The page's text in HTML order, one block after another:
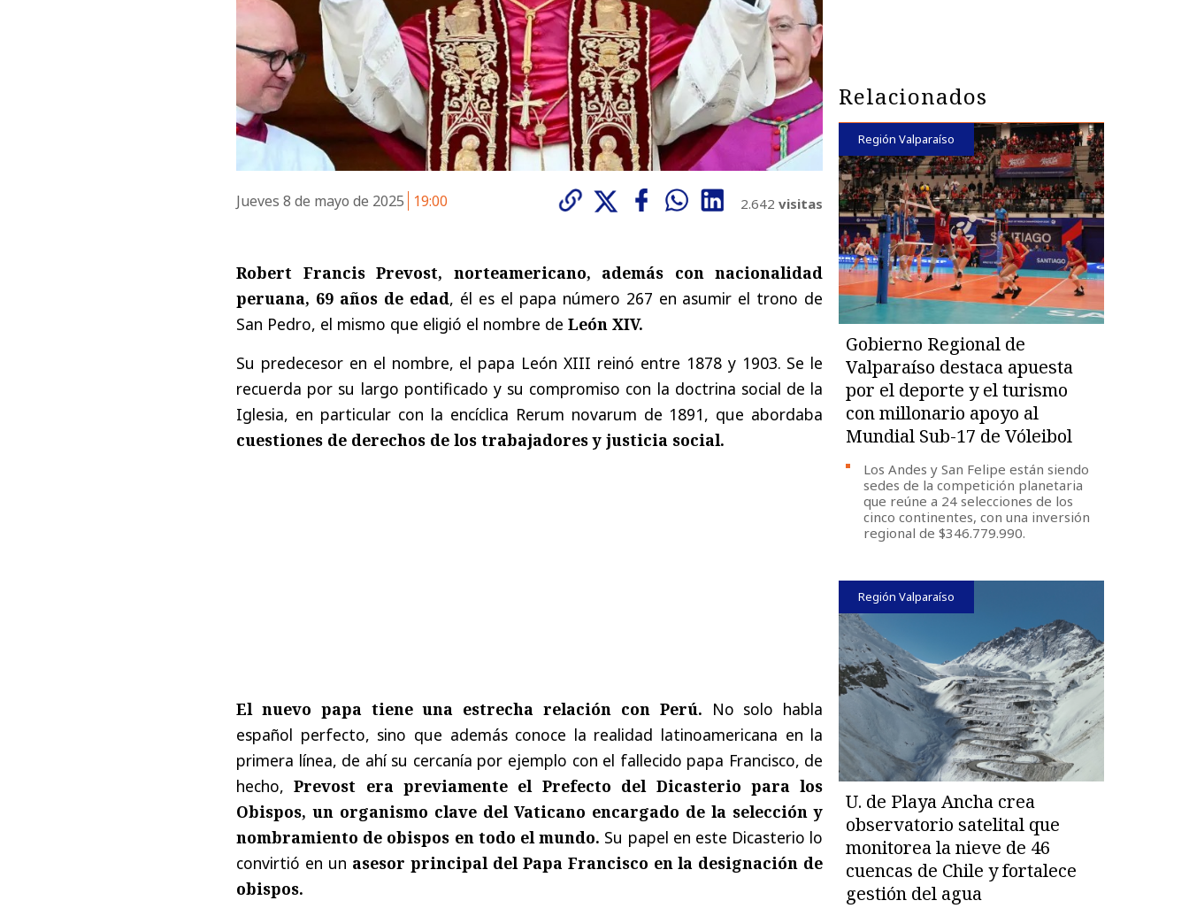
Jueves 8 de mayo de 2025 19:00 2.642 visitas
Robert Francis Prevost, norteamericano, además con nacionalidad
peruana, 69 años de edad, él es el papa número 267 en asumir el trono de
San Pedro, el mismo que eligió el nombre de León XIV.
Su predecesor en el nombre, el papa León XIII reinó entre 1878 y 1903. Se le
recuerda por su largo pontificado y su compromiso con la doctrina social de la
Iglesia, en particular con la encíclica Rerum novarum de 1891, que abordaba
cuestiones de derechos de los trabajadores y justicia social.
El nuevo papa tiene una estrecha relación con Perú. No solo habla
español perfecto, sino que además conoce la realidad latinoamericana en la
primera línea, de ahí su cercanía por ejemplo con el fallecido papa Francisco, de
hecho,Prevost era previamente el Prefecto del Dicasterio para los
Obispos, un organismo clave del Vaticano encargado de la selección y
nombramiento de obispos en todo el mundo. Su papel en este Dicasterio lo
convirtió en un asesor principal del Papa Francisco en la designación de
obispos.
Relacionados
Región Valparaíso
Gobierno Regional de
Valparaíso destaca apuesta
por el deporte y el turismo
con millonario apoyo al
Mundial Sub-17 de Vóleibol
Los Andes y San Felipe están siendo
sedes de la competición planetaria
que reúne a 24 selecciones de los
cinco continentes, con una inversión
regional de $346.779.990.
Región Valparaíso
U. de Playa Ancha crea
observatorio satelital que
monitorea la nieve de 46
cuencas de Chile y fortalece
gestión del agua